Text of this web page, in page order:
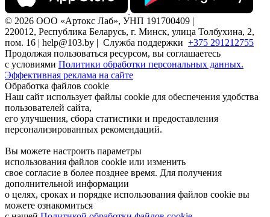
© 2026 ООО «Артокс Лаб», УНП 191700409 |
220012, Республика Беларусь, г. Минск, улица Толбухина, 2,
пом. 16 | help@103.by | Служба поддержки +375 291212755
Продолжая пользоваться ресурсом, вы соглашаетесь
с условиями Политики обработки персональных данных.
Эффективная реклама на сайте
Обработка файлов cookie
Наш сайт использует файлы cookie для обеспечения удобства
пользователей сайта,
его улучшения, сбора статистики и предоставления
персонализированных рекомендаций.
Вы можете настроить параметры
использования файлов cookie или изменить
свое согласие в более позднее время. Для получения
дополнительной информации
о целях, сроках и порядке использования файлов cookie вы
можете ознакомиться